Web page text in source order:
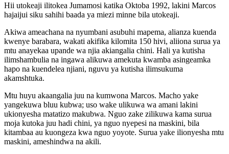
Hii utokeaji ilitokea Jumamosi katika Oktoba 1992, lakini Marcos
hajaijui siku sahihi baada ya miezi minne bila utokeaji.
Akiwa ameachana na nyumbani asubuhi mapema, alianza kuenda
kwenye barabara, wakati akifika kilomita 150 hivi, aliiona surua ya
mtu anayekaa upande wa njia akiangalia chini. Hali ya kutisha
ilimshambulia na ingawa alikuwa amekuta kwamba asingeamka
hapo na kuendelea njiani, nguvu ya kutisha ilimsukuma
akamshtuka.
Mtu huyu akaangalia juu na kumwona Marcos. Macho yake
yangekuwa bluu kubwa; uso wake ulikuwa wa amani lakini
ukionyesha matatizo makubwa. Nguo zake zilikuwa kama surua
moja kutoka juu hadi chini, ya nguo nyepesi na maskini, bila
kitambaa au kuongeza kwa nguo yoyote. Surua yake ilionyesha mtu
maskini, ameshindwa na akili.